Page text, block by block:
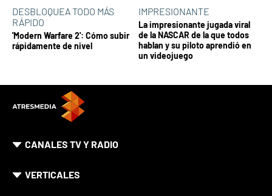
DESBLOQUEA TODO MÁS
RÁPIDO
'Modern Warfare 2': Cómo subir
rápidamente de nivel
IMPRESIONANTE
La impresionante jugada viral
de la NASCAR de la que todos
hablan y su piloto aprendió en
un videojuego
CANALES TV Y RADIO
VERTICALES